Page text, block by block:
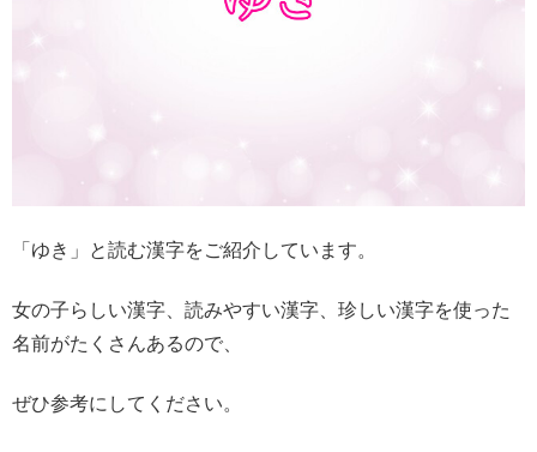
「ゆき」と読む漢字をご紹介しています。
女の子らしい漢字、読みやすい漢字、珍しい漢字を使った
名前がたくさんあるので、
ぜひ参考にしてください。